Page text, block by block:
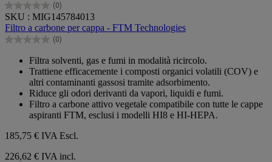
(0)
0.0
su
5
stelle.
SKU : MIG145784013
Filtro a carbone per cappa - FTM Technologies
(0)
0.0
stelle.
Filtra solventi, gas e fumi in modalità ricircolo.
Trattiene efficacemente i composti organici volatili (COV) e
altri contaminanti gassosi tramite adsorbimento.
Riduce gli odori derivanti da vapori, liquidi e fumi.
Filtro a carbone attivo vegetale compatibile con tutte le cappe
aspiranti FTM, esclusi i modelli HI8 e HI-HEPA.
185,75 € IVA Escl.
226,62 € IVA incl.